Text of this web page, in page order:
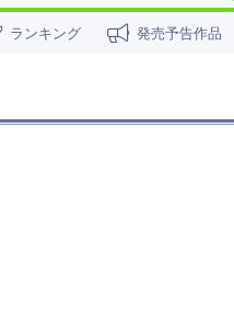
ランキング 発売予告作品